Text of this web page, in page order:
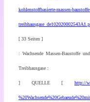
kohlenstoffbasierte-massen-
[ 33 Seiten ]
: Wachsende Massen-Baustoffe
Treibhausgase :
] QUELLE [ http://